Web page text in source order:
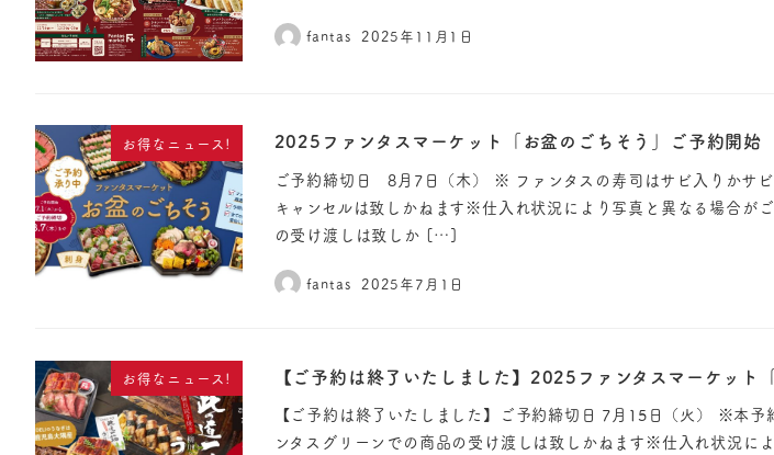
fantas 2025年11月1日
お得なニュース! 2025ファンタスマーケット「お盆のごちそう」ご予約開始
ご予約締切日 8月7日（木） ※ ファンタスの寿司はサビ入りかサ
キャンセルは致しかねます※仕入れ状況により写真と異なる場合が
の受け渡しは致しか […]
fantas 2025年7月1日
お得なニュース! 【ご予約は終了いたしました】2025ファンタスマーケット
【ご予約は終了いたしました】ご予約締切日 7月15日（火） ※本
ンタスグリーンでの商品の受け渡しは致しかねます※仕入れ状況に